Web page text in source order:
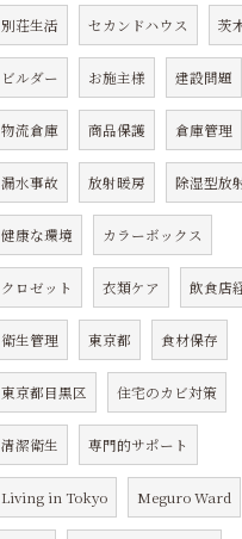
別荘生活 セカンドハウス 茨
ビルダー お施主様 建設問題
物流倉庫 商品保護 倉庫管理
漏水事故 放射暖房 除湿型放
健康な環境 カラーボックス
クロゼット 衣類ケア 飲食店
衛生管理 東京都 食材保存
東京都目黒区 住宅のカビ対策
清潔衛生 専門的サポート
Living in Tokyo Meguro Ward